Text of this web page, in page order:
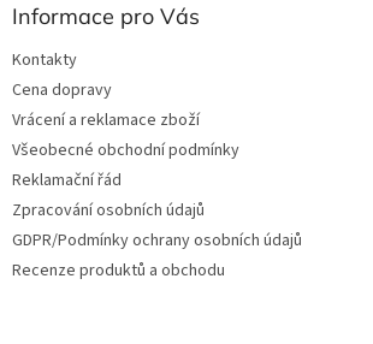
Informace pro Vás
Kontakty
Cena dopravy
Vrácení a reklamace zboží
Všeobecné obchodní podmínky
Reklamační řád
Zpracování osobních údajů
GDPR/Podmínky ochrany osobních údajů
Recenze produktů a obchodu